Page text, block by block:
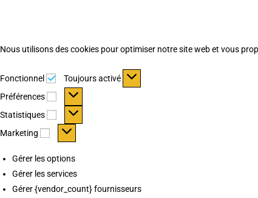
Nous utilisons des cookies pour optimiser notre site web et vous
Fonctionnel Fonctionnel
Toujours activé
Préférences
Préférences
Statistiques Statistiques
Marketing Marketing
Gérer les options
Gérer les services
Gérer {vendor_count} fournisseurs